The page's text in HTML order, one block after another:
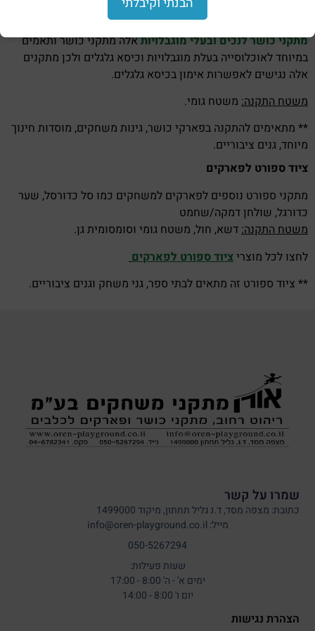
מתקני כושר לנכים עם מגבלות
מתקני כושר לנכים ובעלי מוגבלויותאלה מתקני כושר ותאמים
במיוחד לאוכלוסייה בעלת מוגבלויות וכיסא גלגלים ולכן מתקנים
אלה נגישים לאפשרות אימון בכיסא גלגלים.
משטח התקנה: משטח גומי.
** מתאימים להתקנה בפארקי כושר, גינות משחקים, מוסדות חינוך
מיוחד, גנים ציבוריים.
ציוד ספורט לפארקים
מתקני ספורט נוספים לפארקים למשחקים כמו סל כדורסל, שער
כדורגל, שולחן דמקה/שחמט
משטח התקנה:דשא, חול, משטח גומי וסומסומית גן.
לחצו לכל מוצריציוד ספורט לפארקים
** ציוד ספורט זה מתאים לבתי ספר, גני משחק וגנים ציבוריים.
שמרו על קשר
כתובת: מצפה מסד, ד.נ גליל תחתון, מיקוד 1499000
מייל: info@oren-playground.co.il
050-5267294
שעות פעילות:
ימים א' - ה' 8:00 - 17:00
יום ו' 8:00 - 14:00
הצהרת נגישות